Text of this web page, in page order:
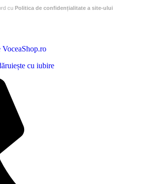
cu Politica de confidențialitate a site-ului
cu iubire